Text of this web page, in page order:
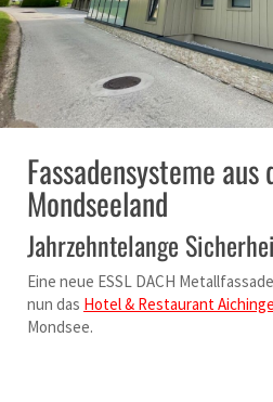
Fassadensysteme aus
Mondseeland
Jahrzehntelange
Eine neue ESSL DACH
nun das Hotel & Restaurant
Mondsee.